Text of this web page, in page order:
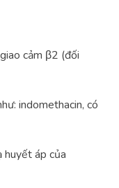
cảm β2 (đối
indomethacin, có
huyết áp của